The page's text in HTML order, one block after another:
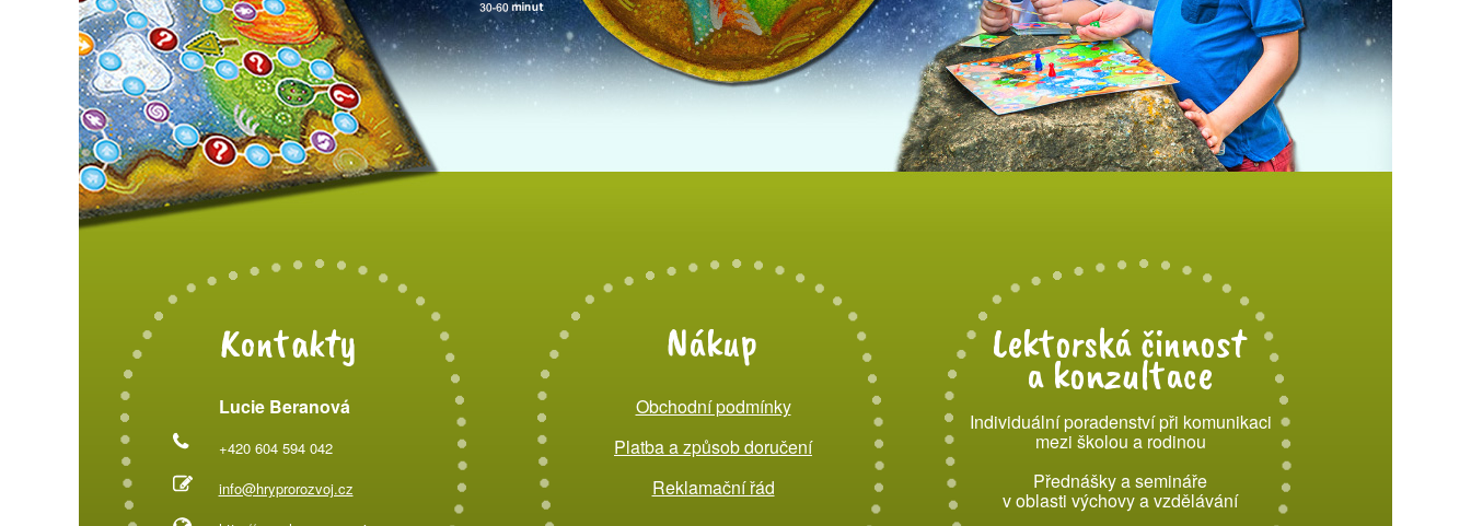
Kontakty
Lucie Beranová
+420 604 594 042
info@hryprorozvoj.cz
Nákup
Obchodní podmínky
Platba a způsob doručení
Reklamační řád
Lektorská činnost
a konzultace
Individuální poradenství při komunikaci
mezi školou a rodinou
Přednášky a semináře
v oblasti výchovy a vzdělávání